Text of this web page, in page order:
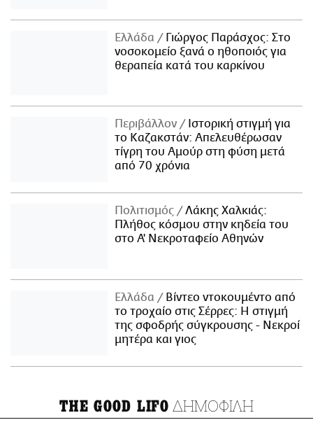
Ελλάδα
Γιώργος Παράσχος: Στο
νοσοκομείο ξανά ο ηθοποιός για
θεραπεία κατά του καρκίνου
Περιβάλλον
Ιστορική στιγμή για
το Καζακστάν: Απελευθέρωσαν
τίγρη του Αμούρ στη φύση μετά
από 70 χρόνια
Πολιτισμός
Λάκης Χαλκιάς:
Πλήθος κόσμου στην κηδεία του
στο Α' Νεκροταφείο Αθηνών
Ελλάδα
Βίντεο ντοκουμέντο από
το τροχαίο στις Σέρρες: Η στιγμή
της σφοδρής σύγκρουσης - Νεκροί
μητέρα και γιος
THE GOOD LIFO ΔΗΜΟΦΙΛΗ